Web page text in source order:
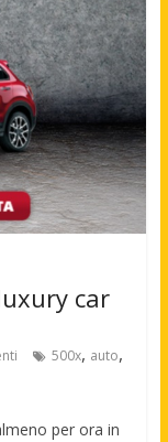
car
500x, auto,
per ora in